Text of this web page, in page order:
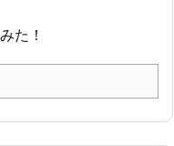
た！